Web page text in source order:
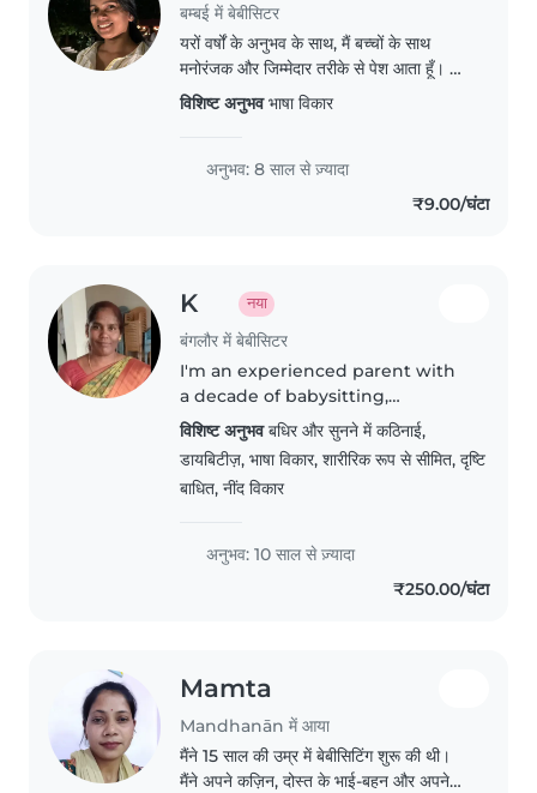
बम्बई में बेबीसिटर
यरों वर्षों के अनुभव के साथ, मैं बच्चों के साथ
मनोरंजक और जिम्मेदार तरीके से पेश आता हूँ। मैं
पूर्व-स्कूल
विशिष्ट अनुभवभाषा विकार
अनुभव: 8 साल से ज़्यादा
₹9.00/घंटा
K नया
बंगलौर में बेबीसिटर
I'm an experienced parent with
a decade of babysitting,
specialising in caring for babies
with diverse needs—from
hearing or visual challenges to
language disorders or diabetes.
विशिष्ट अनुभवबधिर और सुनने में कठिनाई,
डायबिटीज़, भाषा विकार, शारीरिक रूप से सीमित, दृष्टि
बाधित, नींद विकार
अनुभव: 10 साल से ज़्यादा
₹250.00/घंटा
Mamta
Mandhanān में आया
मैंने 15 साल की उम्र में बेबीसिटिंग शुरू की थी।
मैंने अपने कज़िन, दोस्त के भाई-बहन और अपने